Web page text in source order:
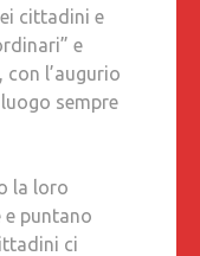
cittadini e
e
l’augurio
sempre
la loro
e puntano
ci